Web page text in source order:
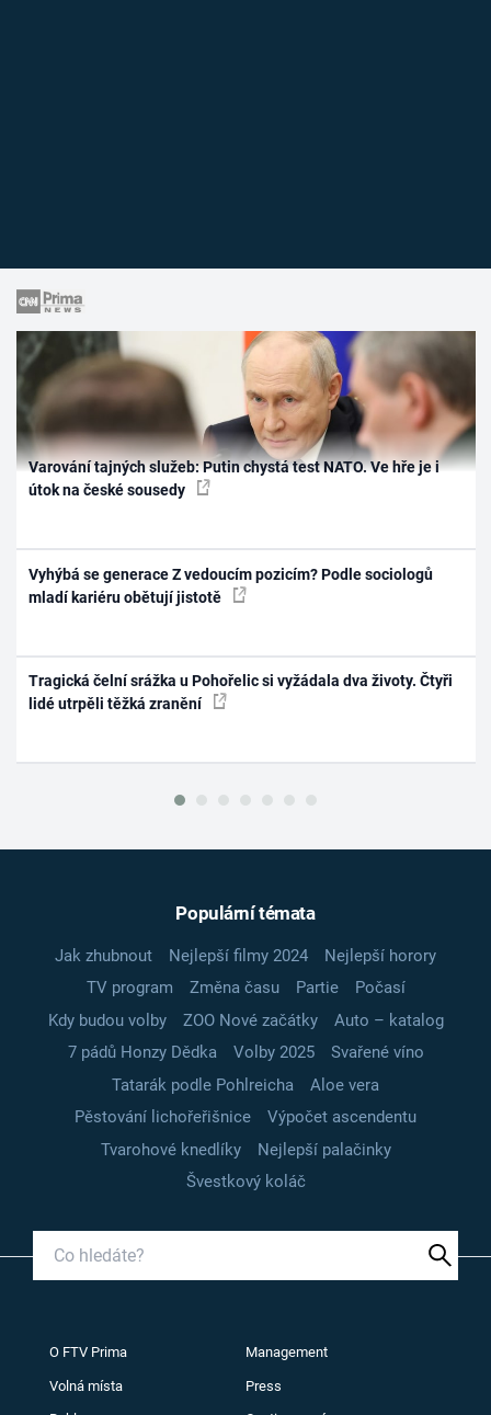
Varování tajných služeb: Putin chystá test NATO. Ve hře je i
útok na české sousedy
Vyhýbá se generace Z vedoucím pozicím? Podle sociologů
mladí kariéru obětují jistotě
Tragická čelní srážka u Pohořelic si vyžádala dva životy. Čtyři
lidé utrpěli těžká zranění
Populární témata
Jak zhubnout Nejlepší filmy 2024
Nejlepší horory
TV program
Změna času Partie
Počasí
Kdy budou volby
ZOO Nové začátky
Auto – katalog
7 pádů Honzy Dědka
Volby 2025
Svařené víno
Tatarák podle Pohlreicha
Aloe vera
Pěstování lichořeřišnice
Výpočet ascendentu
Tvarohové knedlíky
Nejlepší palačinky
Švestkový koláč
O FTV Prima Management
Volná místa Press